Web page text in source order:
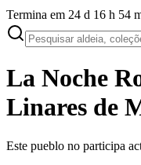
Termina em 24 d 16 h 54
La Noche
Linares de
Este pueblo no participa